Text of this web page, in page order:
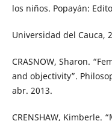
los niños. Popayán:
Universidad del Cauca,
CRASNOW, Sharon.
and objectivity”.
abr. 2013.
CRENSHAW, Kimberle.